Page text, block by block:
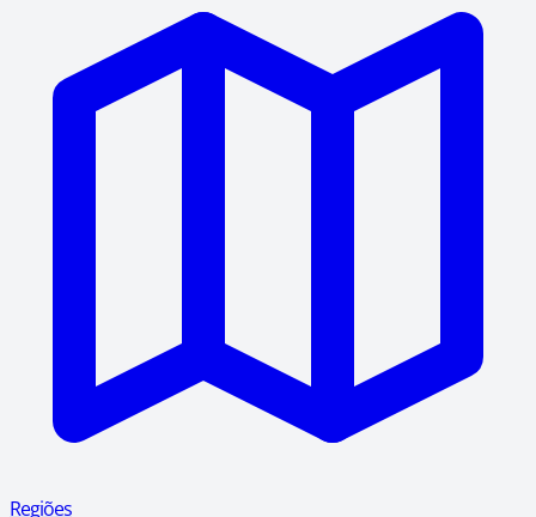
Regiões